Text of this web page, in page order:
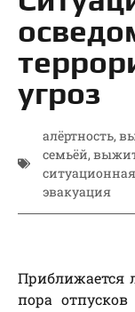
угроз
алёртность,
семьёй,
эвакуация
Приближается
пора